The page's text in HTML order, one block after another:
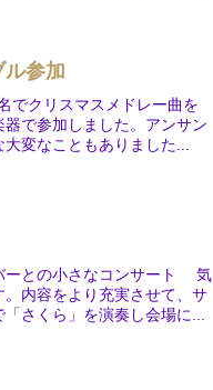
参加
でクリスマスメドレー曲を
で参加しました。アンサン
変なこともありました...
ーとの小さなコンサート 気
内容をより充実させて、サ
さくら」を演奏し会場に...